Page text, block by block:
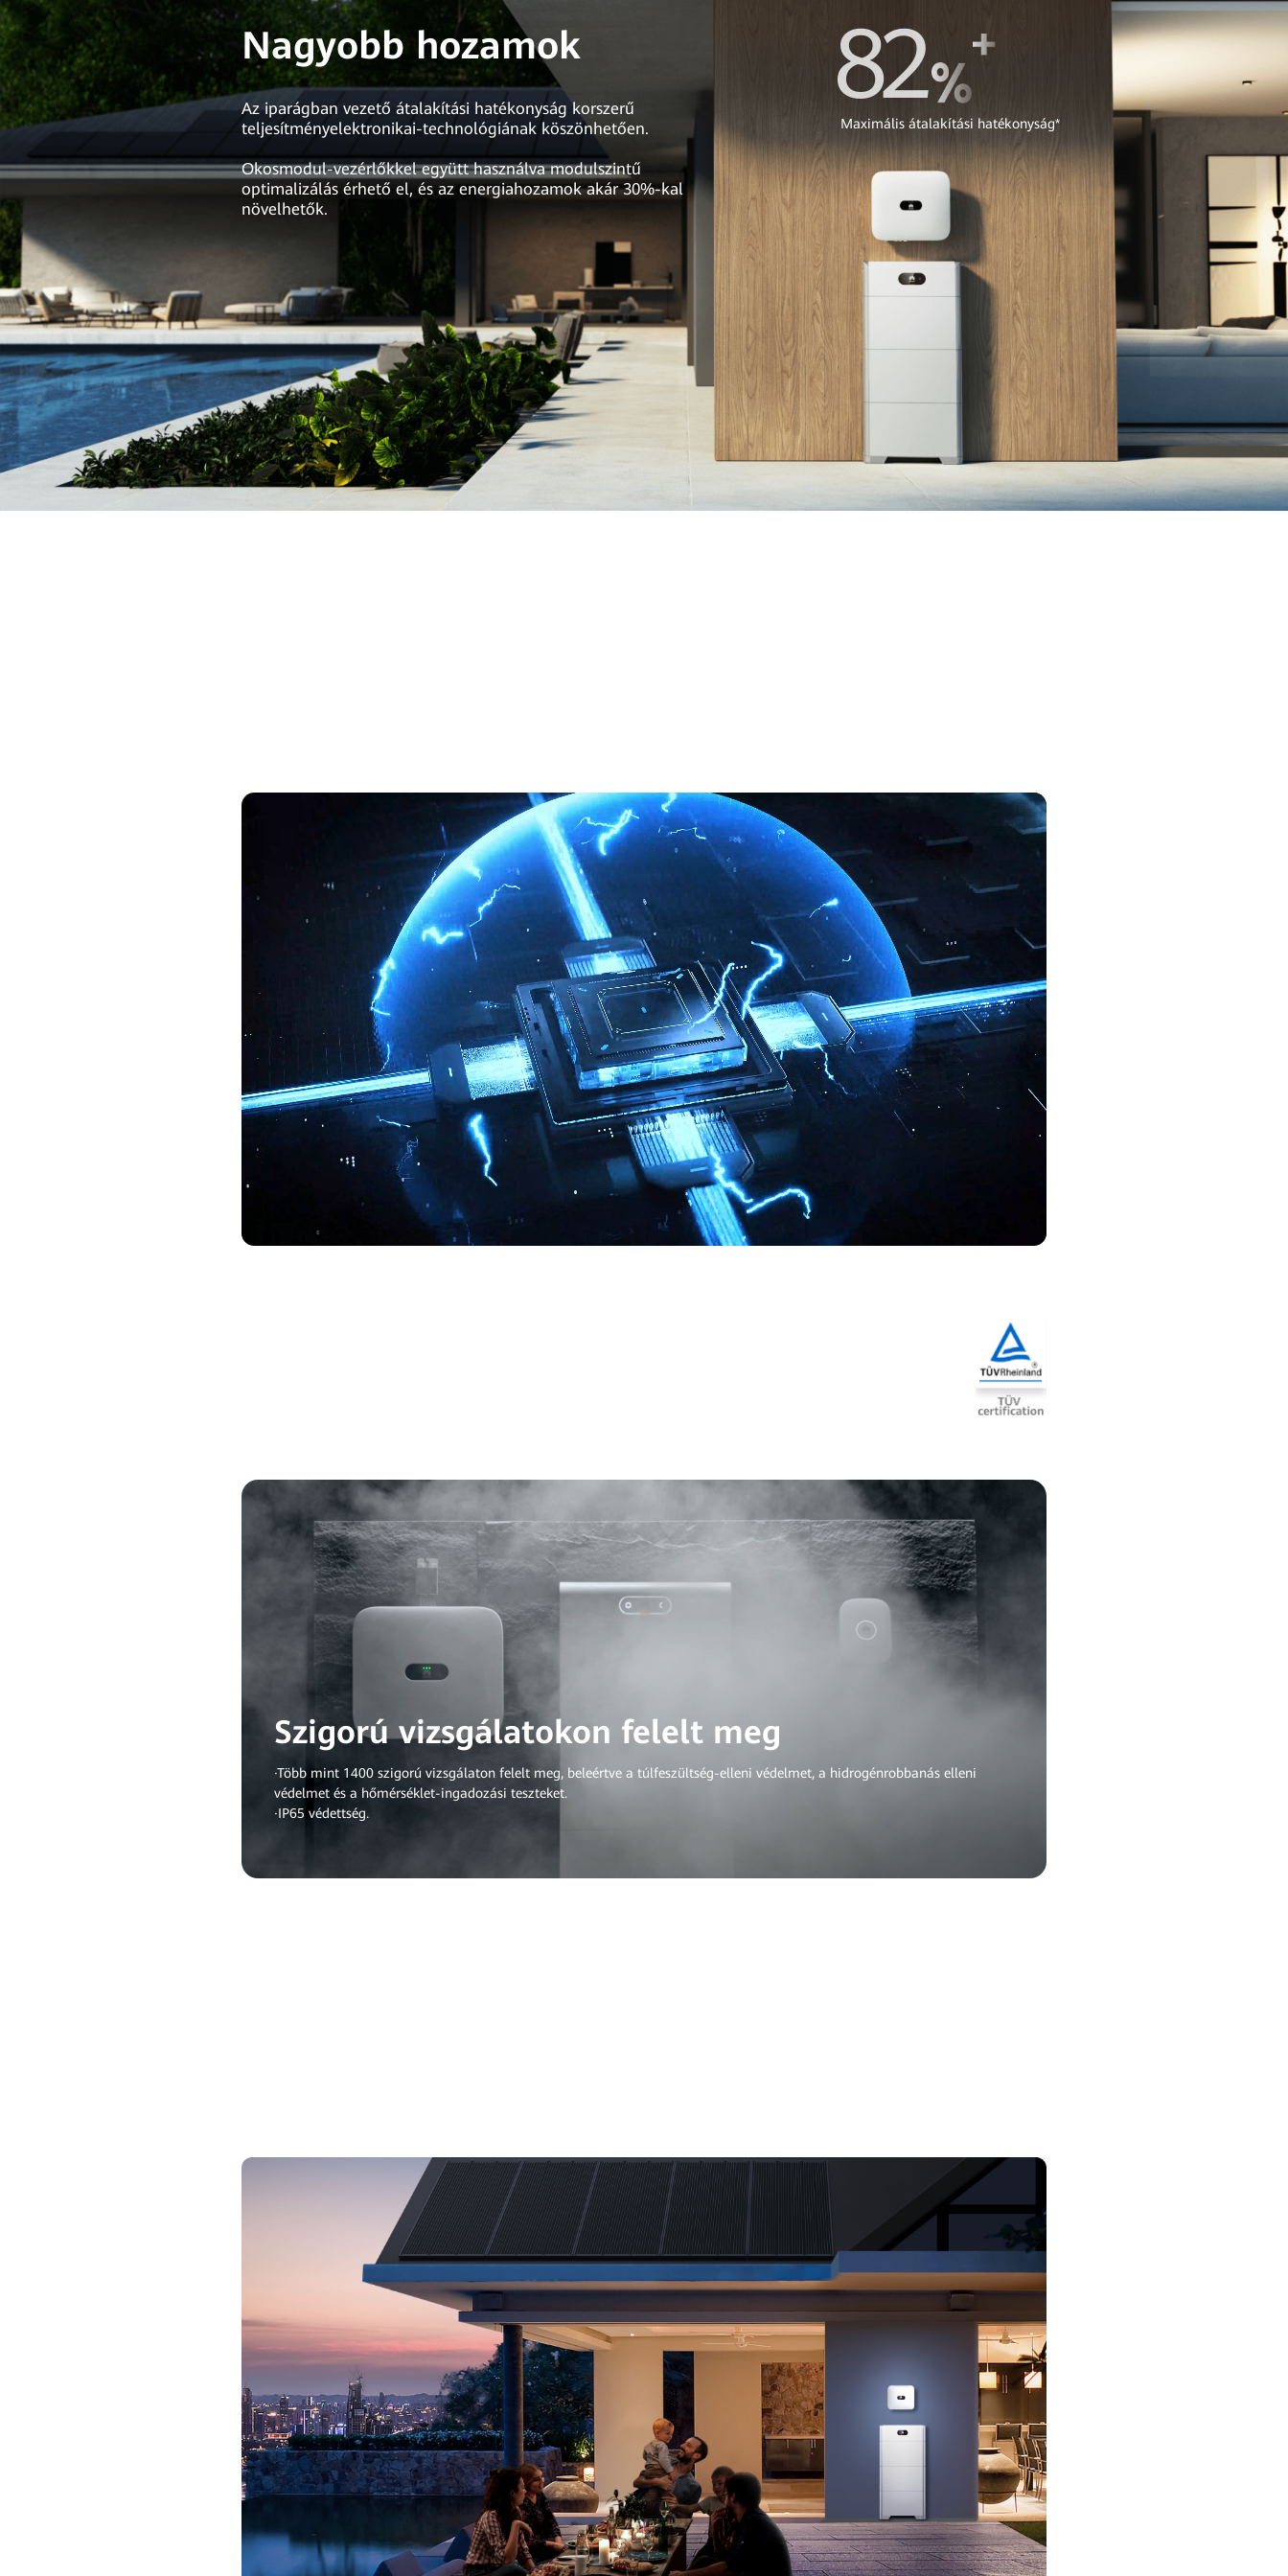
Nagyobb hozamok
Az iparágban vezető átalakítási hatékonyság korszerű
teljesítményelektronikai-technológiának köszönhetően.
Okosmodul-vezérlőkkel együtt használva modulszintű
optimalizálás érhető el, és az energiahozamok akár 30%-kal
növelhetők.
98
Maximális átalakítási hatékonyság*
Szigorú vizsgálatokon felelt meg
·Több mint 1400 szigorú vizsgálaton felelt meg, beleértve a túlfeszültség-elleni védelmet, a hidrogénrobbanás elleni
védelmet és a hőmérséklet-ingadozási teszteket.
·IP65 védettség.